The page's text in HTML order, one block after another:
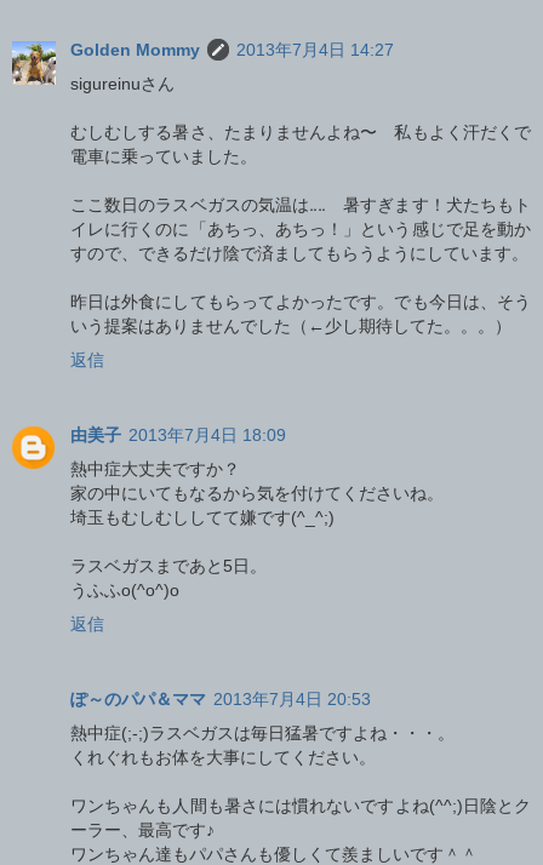
Golden Mommy
2013年7月4日 14:27
sigureinuさん
むしむしする暑さ、たまりませんよね〜 私もよく汗だくで
電車に乗っていました。
ここ数日のラスベガスの気温は‥‥ 暑すぎます！犬たちもト
イレに行くのに「あちっ、あちっ！」という感じで足を動か
すので、できるだけ陰で済ましてもらうようにしています。
昨日は外食にしてもらってよかったです。でも今日は、そう
いう提案はありませんでした（←少し期待してた。。。）
返信
由美子 2013年7月4日 18:09
熱中症大丈夫ですか？
家の中にいてもなるから気を付けてくださいね。
埼玉もむしむししてて嫌です(^_^;)
ラスベガスまであと5日。
うふふo(^o^)o
返信
ぽ～のパパ＆ママ 2013年7月4日 20:53
熱中症(;-;)ラスベガスは毎日猛暑ですよね・・・。
くれぐれもお体を大事にしてください。
ワンちゃんも人間も暑さには慣れないですよね(^^;)日陰とク
ーラー、最高です♪
ワンちゃん達もパパさんも優しくて羨ましいです＾＾